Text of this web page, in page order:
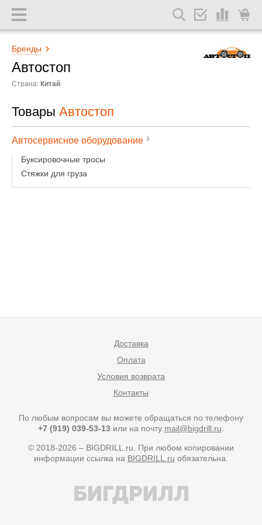
Бренды
Автостоп
Страна: Китай
Товары Автостоп
Автосервисное оборудование 3
Буксировочные тросы
Стяжки для груза
Доставка
Оплата
Условия возврата
Контакты
По любым вопросам вы можете обращаться по телефону
+7 (919) 039-53-13 или на почту mail@bigdrill.ru
© 2018-2026 – BIGDRILL.ru. При любом копировании
информации ссылка на BIGDRILL.ru обязательна.